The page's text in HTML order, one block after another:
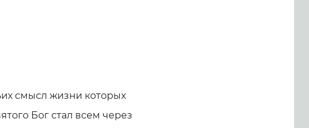
смысл жизни которых
Бог стал всем через